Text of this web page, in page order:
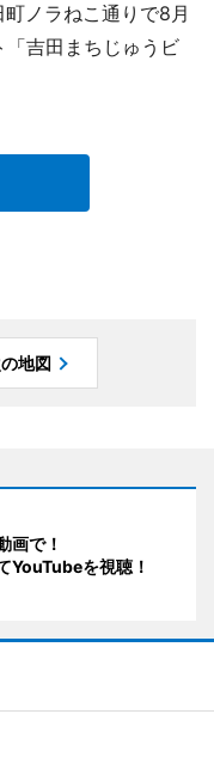
ノラねこ通りで8月
吉田まちじゅうビ
地図
画で！
YouTubeを視聴！